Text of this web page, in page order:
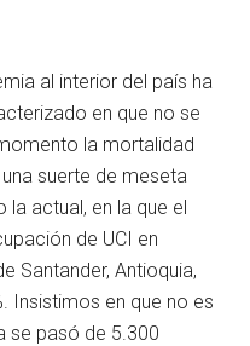
al interior del país ha
en que no se
la mortalidad
suerte de meseta
actual, en la que el
de UCI en
Santander, Antioquia,
Insistimos en que no es
se pasó de 5.300